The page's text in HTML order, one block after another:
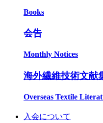
Books
会告
Monthly Notices
海外繊維技術文献
Overseas Textile
入会について